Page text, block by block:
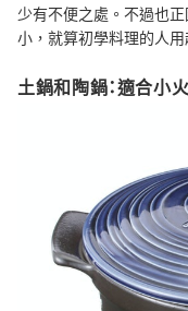
少有不便之處。不過也
小，就算初學料理的人用
土鍋和陶鍋：適合小